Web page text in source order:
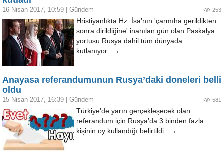
16 Nisan 2017, 10:59 Gündem 253
Hristiyanlıkta Hz. İsa’nın 'çarmıha gerildikten
sonra dirildiğine' inanılan gün olan Paskalya
yortusu Rusya dahil tüm dünyada
kutlanıyor. →
Anayasa referandumunun Rusya’daki doneleri belli
oldu
15 Nisan 2017, 16:39 Gündem 581
Türkiye’de yarın gerçekleşecek olan
referandum için Rusya’da 3 binden fazla
kişinin oy kullandığı belirtildi. →